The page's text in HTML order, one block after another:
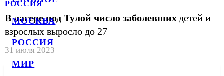
МОСКВА
РОССИЯ
МИР
РОССИЯ
В лагере под Тулой число заболевших детей и
взрослых выросло до 27
31 июля 2023